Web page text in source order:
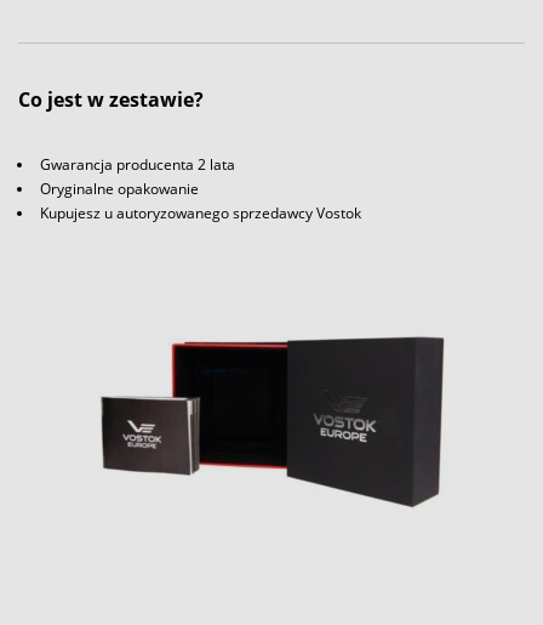
Co jest w zestawie?
Gwarancja producenta 2 lata
Oryginalne opakowanie
Kupujesz u autoryzowanego sprzedawcy Vostok